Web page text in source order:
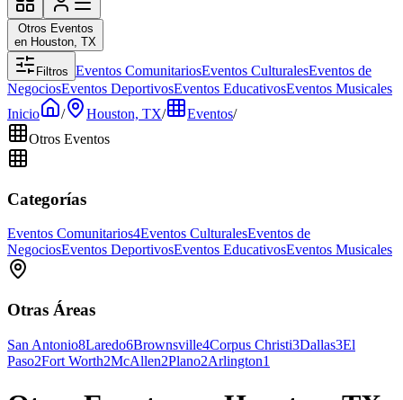
Otros Eventos
en Houston, TX
Filtros Eventos ComunitariosEventos CulturalesEventos de
NegociosEventos DeportivosEventos EducativosEventos Musicales
Inicio
/ Houston, TX/ Eventos/
Otros Eventos
Categorías
Eventos Comunitarios4Eventos CulturalesEventos de
NegociosEventos DeportivosEventos EducativosEventos Musicales
Otras Áreas
San Antonio8Laredo6Brownsville4Corpus Christi3Dallas3El
Paso2Fort Worth2McAllen2Plano2Arlington1